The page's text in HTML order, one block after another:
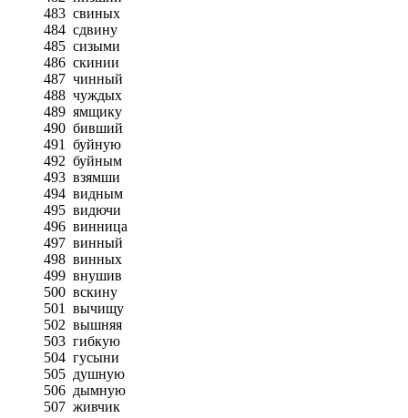
483 свиных
484 сдвину
485 сизыми
486 скинии
487 чинный
488 чуждых
489 ямщику
490 бивший
491
буйную
492 буйным
493 взямши
494 видным
495 видючи
496 винница
497 винный
498 винных
499 внушив
500 вскину
501
вычищу
502 вышняя
503 гибкую
504 гусыни
505 душную
506 дымную
507 живчик